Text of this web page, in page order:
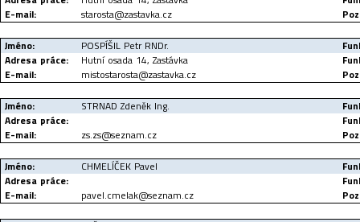
E-mail:
starosta@zastavka.cz
Jméno: POSPÍŠIL Petr RNDr.
Adresa práce:
Hutní osada 14, Zastávka
E-mail:
mistostarosta@zastavka.cz
Jméno: STRNAD Zdeněk Ing.
Adresa práce:
E-mail:
zs.zs@seznam.cz
Jméno: CHMELÍČEK Pavel
Adresa práce:
E-mail:
pavel.cmelak@seznam.cz